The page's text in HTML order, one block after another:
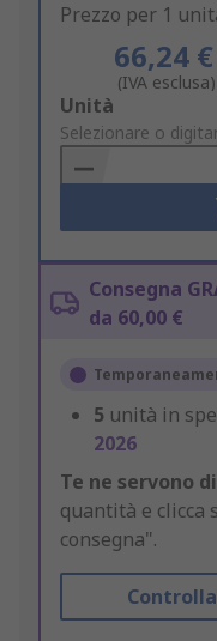
Prezzo per 1
66,24 €
(IVA esclusa)
Add
to
Basket
Unità
Selezionare o
Consegna
da 60,00 €
5 unità in
2026
Te ne servono
quantità e clicca
consegna".